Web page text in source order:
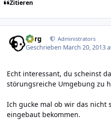
Zitieren
borg Administrators
Geschrieben March 20, 2013
Echt interessant, du scheinst
störungsreiche Umgebung zu
Ich gucke mal ob wir das nicht
eingebaut bekommen.